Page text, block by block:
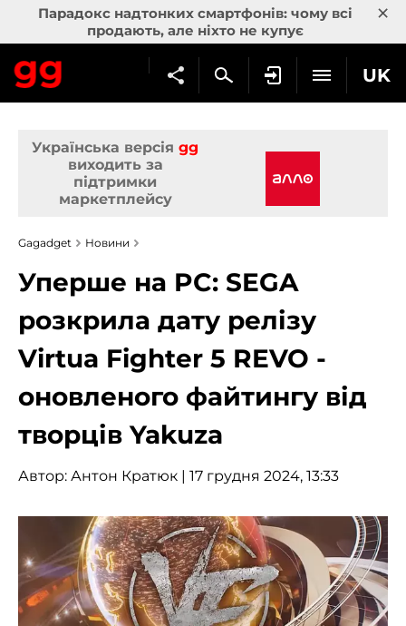
Парадокс надтонких смартфонів: чому всі
продають, але ніхто не купує
×
UK
Українська версія gg
виходить за
підтримки
маркетплейсу
Gagadget Новини
Уперше на PC: SEGA
розкрила дату релізу
Virtua Fighter 5 REVO -
оновленого файтингу від
творців Yakuza
Автор: Антон Кратюк | 17 грудня 2024, 13:33